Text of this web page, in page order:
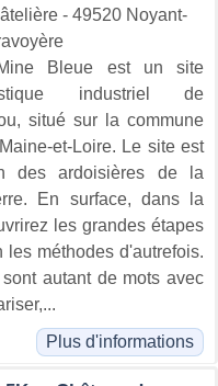
- 49520 Noyant-
Bleue est un site
industriel de
situé sur la commune
et-Loire. Le site est
des ardoisières de la
En surface, dans la
les grandes étapes
méthodes d'autrefois.
autant de mots avec
Plus d'informations